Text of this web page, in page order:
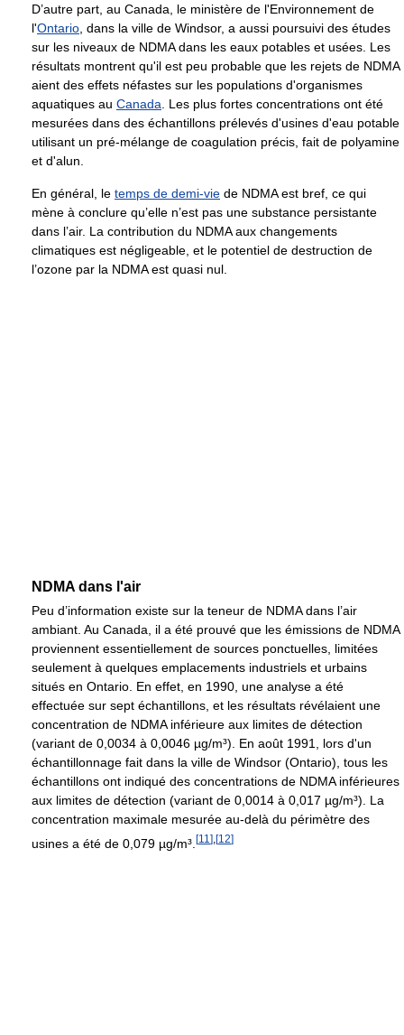
D’autre part, au Canada, le ministère de l'Environnement de
l'Ontario , dans la ville de Windsor, a aussi poursuivi des études
sur les niveaux de NDMA dans les eaux potables et usées. Les
résultats montrent qu'il est peu probable que les rejets de NDMA
aient des effets néfastes sur les populations d'organismes
aquatiques au Canada . Les plus fortes concentrations ont été
mesurées dans des échantillons prélevés d'usines d'eau potable
utilisant un pré-mélange de coagulation précis, fait de polyamine
et d'alun.
En général, le temps de demi-vie de NDMA est bref, ce qui
mène à conclure qu’elle n’est pas une substance persistante
dans l’air. La contribution du NDMA aux changements
climatiques est négligeable, et le potentiel de destruction de
l’ozone par la NDMA est quasi nul.
NDMA dans l'air
Peu d’information existe sur la teneur de NDMA dans l’air
ambiant. Au Canada, il a été prouvé que les émissions de NDMA
proviennent essentiellement de sources ponctuelles, limitées
seulement à quelques emplacements industriels et urbains
situés en Ontario. En effet, en 1990, une analyse a été
effectuée sur sept échantillons, et les résultats révélaient une
concentration de NDMA inférieure aux limites de détection
(variant de 0,0034 à 0,0046 µg/m³). En août 1991, lors d'un
échantillonnage fait dans la ville de Windsor (Ontario), tous les
échantillons ont indiqué des concentrations de NDMA inférieures
aux limites de détection (variant de 0,0014 à 0,017 µg/m³). La
concentration maximale mesurée au-delà du périmètre des
usines a été de 0,079 µg/m³. [11 ] [12]